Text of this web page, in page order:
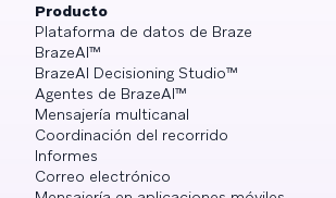
Producto
Plataforma de datos de Braze
BrazeAI™
BrazeAI Decisioning Studio™
Agentes de BrazeAI™
Mensajería multicanal
Coordinación del recorrido
Informes
Correo electrónico